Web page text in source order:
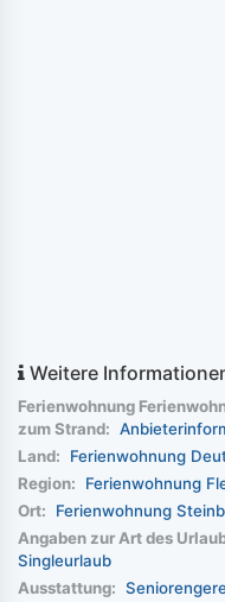
Weitere
Ferienwohnung
zum Strand:
Land:
Ferienwohnung
Region:
Ferienwohnung
Ort:
Ferienwohnung
Angaben zur Art des
Singleurlaub
Ausstattung: